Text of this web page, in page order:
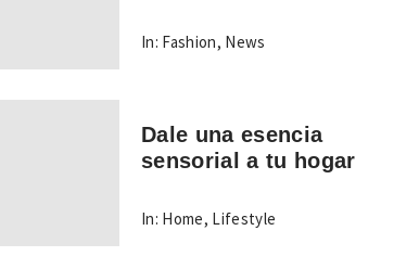
In: Fashion, News
Dale una esencia
sensorial a tu hogar
In: Home, Lifestyle